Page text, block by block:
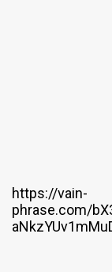
https://vain-
phrase.com/